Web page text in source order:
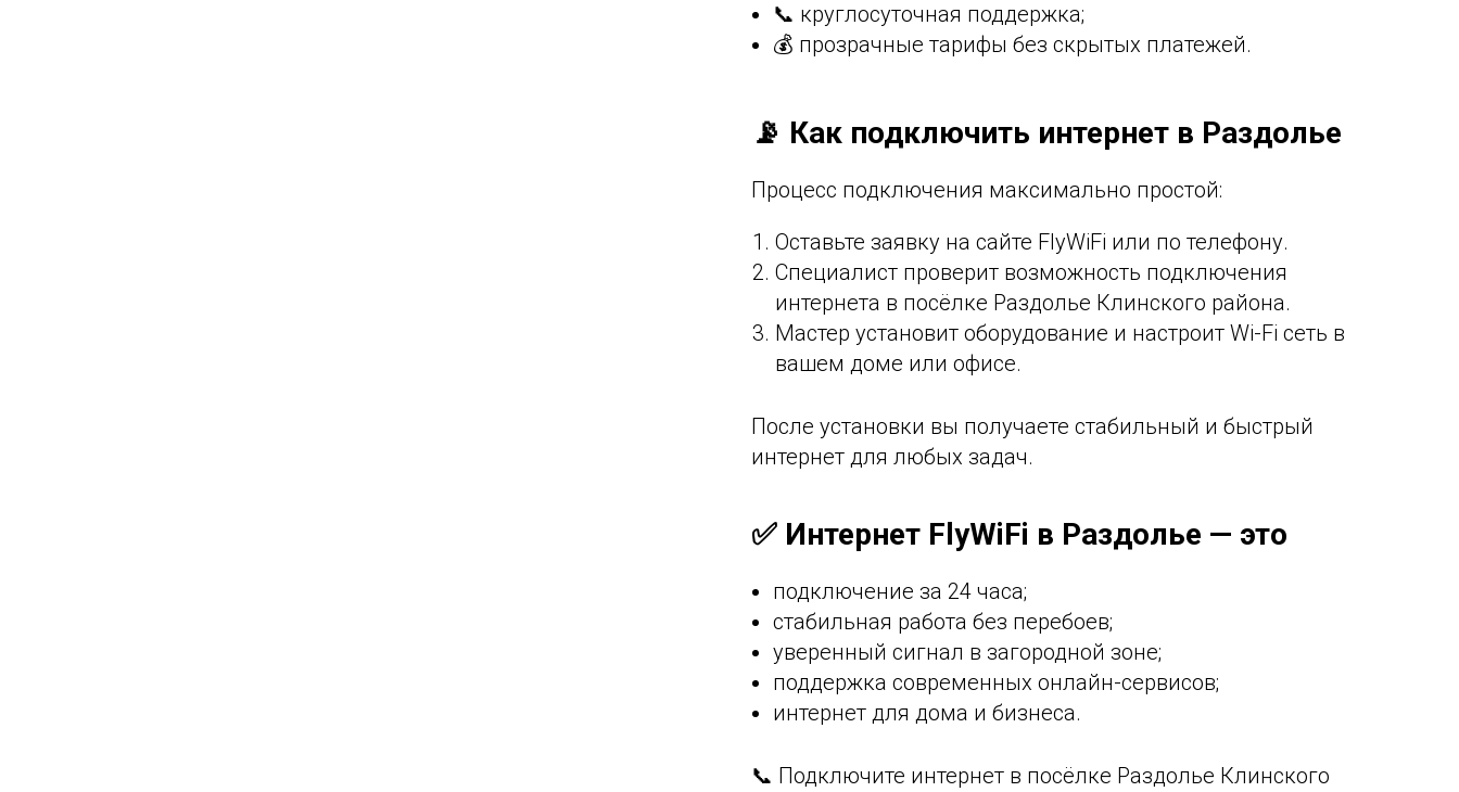
📞 круглосуточная поддержка;
💰 прозрачные тарифы без скрытых платежей.
📡 Как подключить интернет в Раздолье
Процесс подключения максимально простой:
Оставьте заявку на сайте FlyWiFi или по телефону.
Специалист проверит возможность подключения
интернета в посёлке Раздолье Клинского района.
Мастер установит оборудование и настроит Wi-Fi сеть в
вашем доме или офисе.
После установки вы получаете стабильный и быстрый
интернет для любых задач.
✅ Интернет FlyWiFi в Раздолье — это
подключение за 24 часа;
стабильная работа без перебоев;
уверенный сигнал в загородной зоне;
поддержка современных онлайн-сервисов;
интернет для дома и бизнеса.
📞 Подключите интернет в посёлке Раздолье Клинского